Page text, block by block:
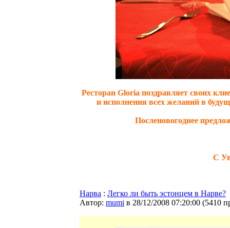
Ресторан Gloria поздравляет своих
и исполнения всех желаний в
Посленовогоднее
С
Нарва : Легко ли быть эстонцем в Нарве?
Автор: mumi в 28/12/2008 07:20:00 (5410